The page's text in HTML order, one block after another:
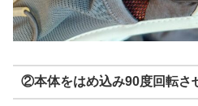
②本体をはめ込み90度回転さ